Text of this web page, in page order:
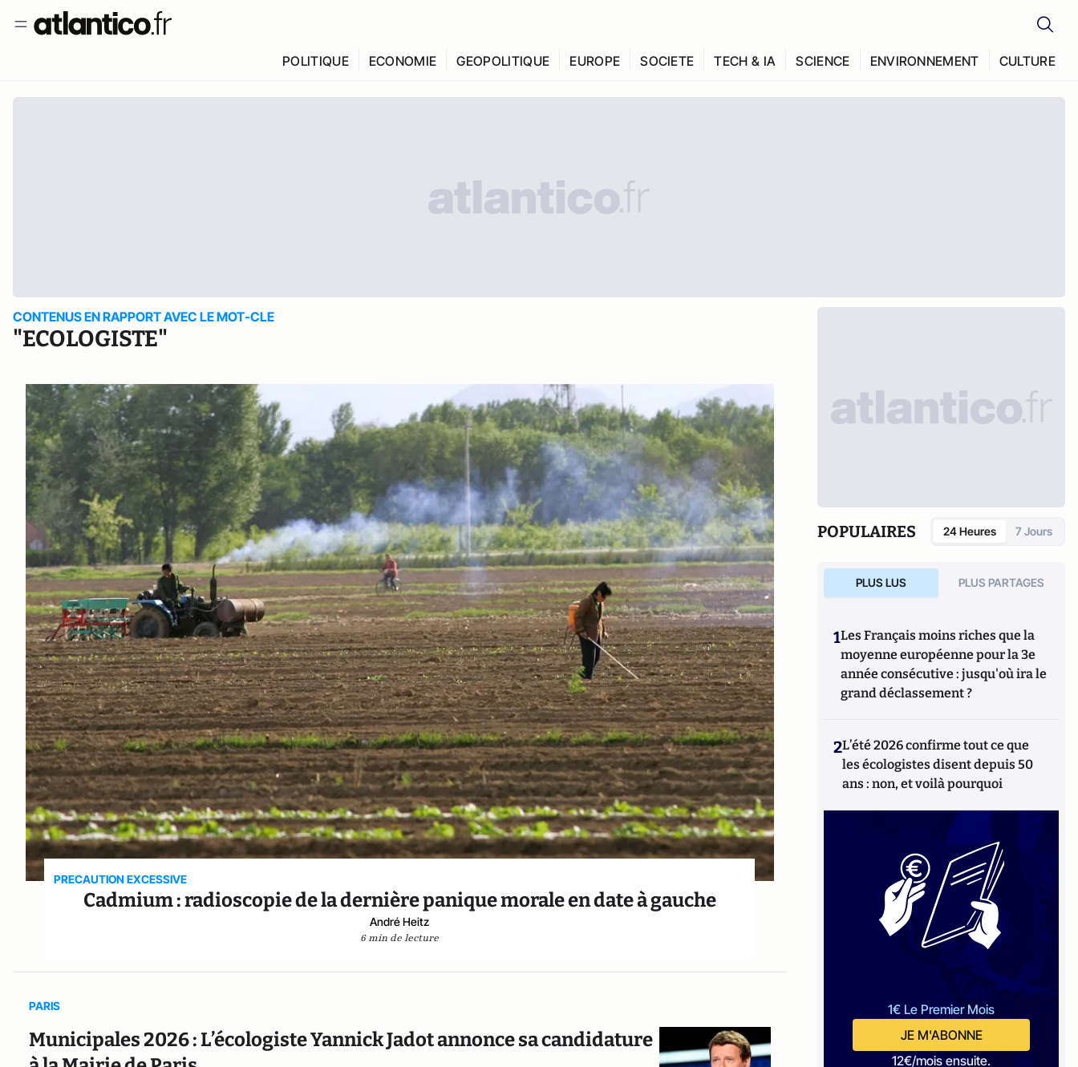
POLITIQUE ECONOMIE GEOPOLITIQUE EUROPE SOCIETE TECH & IA SCIENCE ENVIRONNEMENT CULTURE
CONTENUS EN RAPPORT AVEC LE MOT-CLE
"ECOLOGISTE"
PRECAUTION EXCESSIVE
Cadmium : radioscopie de la dernière panique morale en date à gauche
André Heitz
6 min de lecture
PARIS
Municipales 2026 : L’écologiste Yannick Jadot annonce sa candidature
POPULAIRES 24 Heures 7 Jours
PLUS LUS PLUS PARTAGES
1Les Français moins riches que la
moyenne européenne pour la 3e
année consécutive : jusqu'où ira le
grand déclassement ?
2L’été 2026 confirme tout ce que
les écologistes disent depuis 50
ans : non, et voilà pourquoi
1€ Le Premier Mois
JE M'ABONNE
12€/mois ensuite.